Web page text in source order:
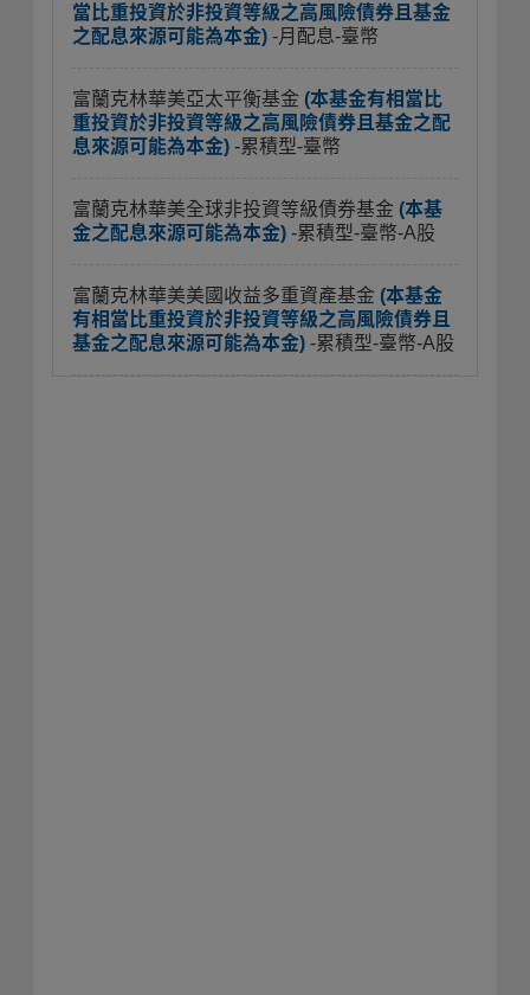
當比重投資於非投資等級之高風險債券且基金
之配息來源可能為本金) -月配息-臺幣
富蘭克林華美亞太平衡基金 (本基金有相當比
重投資於非投資等級之高風險債券且基金之配
息來源可能為本金) -累積型-臺幣
富蘭克林華美全球非投資等級債券基金 (本基
金之配息來源可能為本金) -累積型-臺幣-A股
富蘭克林華美美國收益多重資產基金 (本基金
有相當比重投資於非投資等級之高風險債券且
基金之配息來源可能為本金) -累積型-臺幣-A股